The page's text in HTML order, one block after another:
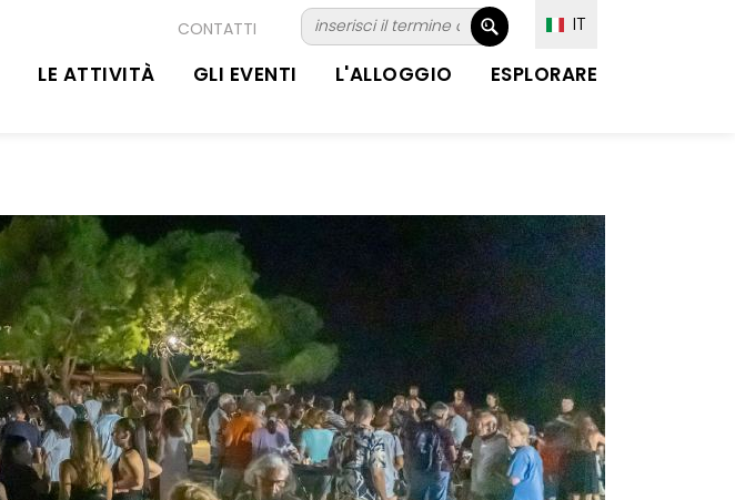
CONTATTI IT
LE ATTIVITÀ GLI EVENTI L'ALLOGGIO ESPLORARE